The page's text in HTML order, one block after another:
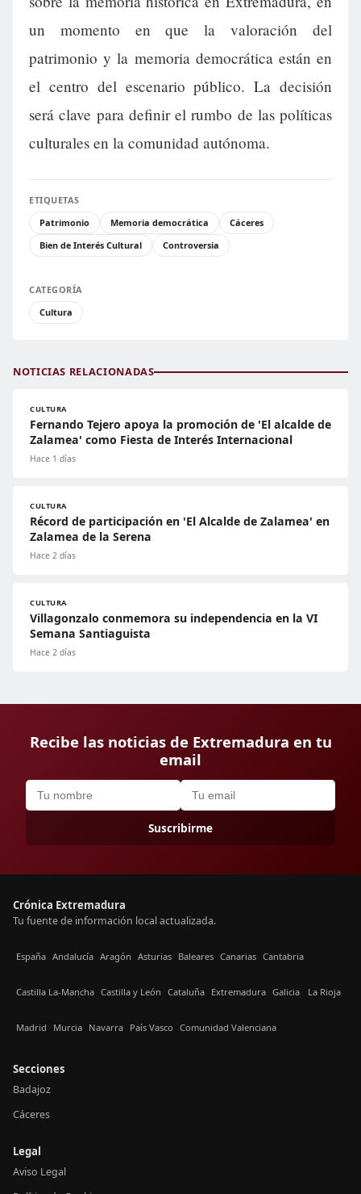
un momento en que la valoración del
patrimonio y la memoria democrática están en
el centro del escenario público. La decisión
será clave para definir el rumbo de las políticas
culturales en la comunidad autónoma.
ETIQUETAS
Patrimonio
Memoria democrática
Cáceres
Bien de Interés Cultural
Controversia
CATEGORÍA
Cultura
NOTICIAS RELACIONADAS
CULTURA
Fernando Tejero apoya la promoción de 'El alcalde de
Zalamea' como Fiesta de Interés Internacional
Hace 1 días
CULTURA
Récord de participación en 'El Alcalde de Zalamea' en
Zalamea de la Serena
Hace 2 días
CULTURA
Villagonzalo conmemora su independencia en la VI
Semana Santiaguista
Hace 2 días
Recibe las noticias de Extremadura en tu
email
Suscribirme
Crónica Extremadura
Tu fuente de información local actualizada.
España Andalucía Aragón Asturias Baleares Canarias Cantabria
Castilla La-Mancha Castilla y León Cataluña Extremadura Galicia La Rioja
Madrid Murcia Navarra País Vasco Comunidad Valenciana
Secciones
Badajoz
Cáceres
Legal
Aviso Legal